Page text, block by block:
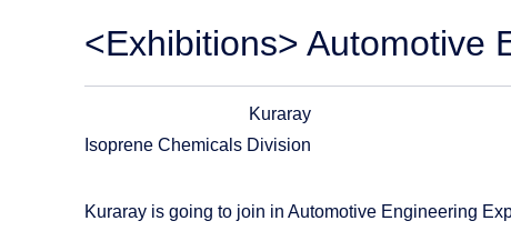
<Exhibitions> Automotive
Kuraray
Isoprene Chemicals Division
Kuraray is going to join in Automotive Engineering